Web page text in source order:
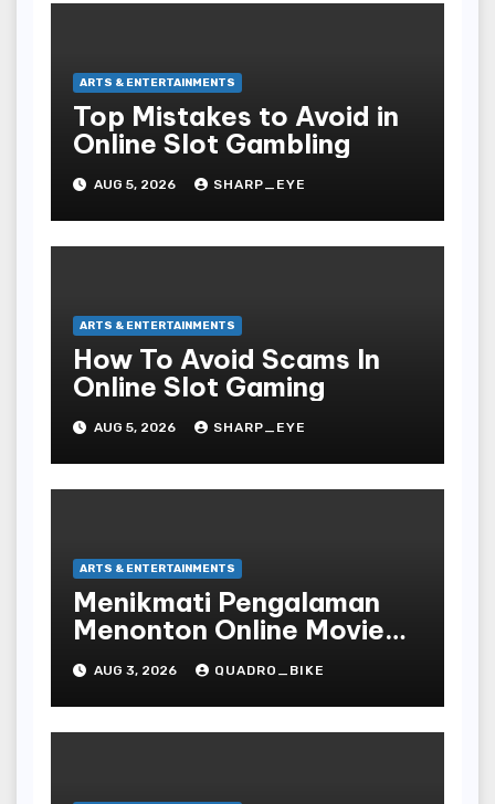
ARTS & ENTERTAINMENTS
Top Mistakes to Avoid in
Online Slot Gambling
AUG 5, 2026 SHARP_EYE
ARTS & ENTERTAINMENTS
How To Avoid Scams In
Online Slot Gaming
AUG 5, 2026 SHARP_EYE
ARTS & ENTERTAINMENTS
Menikmati Pengalaman
Menonton Online Movie
dengan Nyaman dan
Praktis di Era Digital yang
Semakin Berkembang
AUG 3, 2026 QUADRO_BIKE